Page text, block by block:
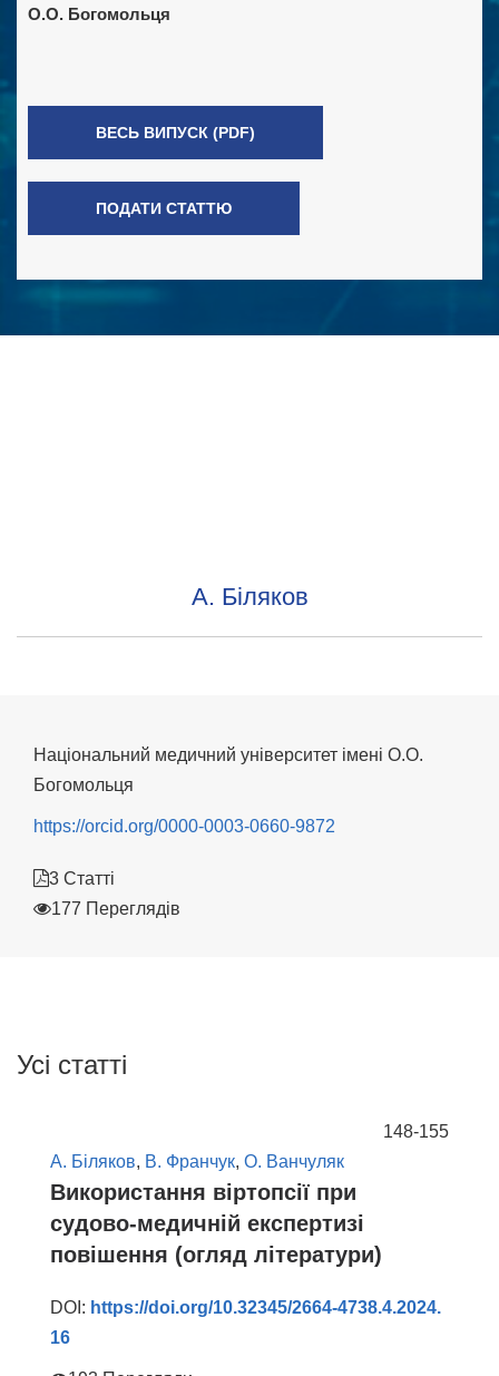
О.О. Богомольця
ВЕСЬ ВИПУСК (PDF)
ПОДАТИ СТАТТЮ
А. Біляков
Національний медичний університет імені О.О.
Богомольця
https://orcid.org/0000-0003-0660-9872
3 Статті
177 Переглядів
Усі статті
148-155
А. Біляков, В. Франчук, О. Ванчуляк
Використання віртопсії при
судово-медичній експертизі
повішення (огляд літератури)
DOI: https://doi.org/10.32345/2664-4738.4.2024.
16